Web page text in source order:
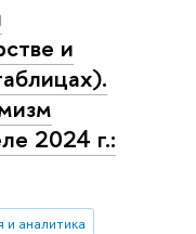
и
2024 г.:
и аналитика